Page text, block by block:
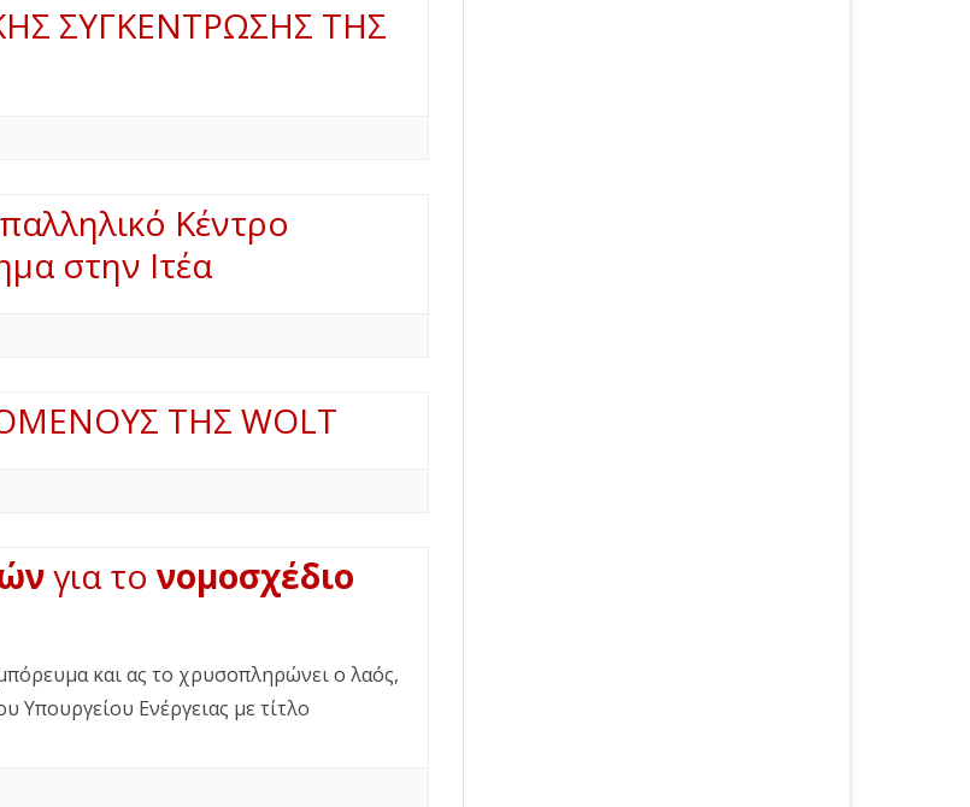
ΣΥΓΚΕΝΤΡΩΣΗΣ ΤΗΣ
Κέντρο
στην Ιτέα
ΤΗΣ WOLT
για τονομοσχέδιο
και ας το χρυσοπληρώνει ο λαός,
Υπουργείου Ενέργειας με τίτλο